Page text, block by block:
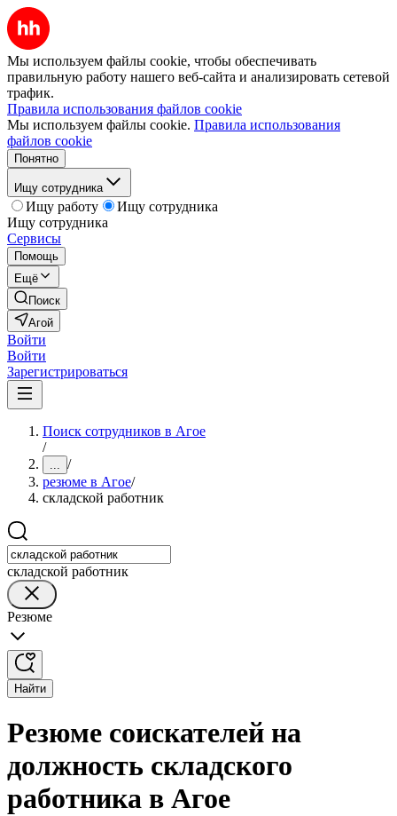
Мы используем файлы cookie, чтобы обеспечивать
правильную работу нашего веб-сайта и анализировать сетевой
трафик.
Правила использования файлов cookie
Мы используем файлы cookie. Правила использования
файлов cookie
Понятно
Ищу сотрудника
Ищу работу
Ищу сотрудника
Ищу сотрудника
Сервисы
Помощь
Ещё
Поиск
Агой
Войти
Войти
Зарегистрироваться
Поиск сотрудников в Агое
/
... /
резюме в Агое/
складской работник
складской работник
Резюме
Найти
Резюме соискателей на
должность складского
работника в Агое